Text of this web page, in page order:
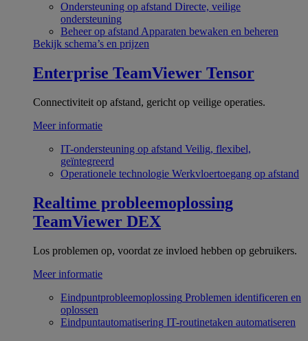
Ondersteuning op afstand Directe, veilige
ondersteuning
Beheer op afstand Apparaten bewaken en beheren
Bekijk schema’s en prijzen
Enterprise TeamViewer Tensor
Connectiviteit op afstand, gericht op veilige operaties.
Meer informatie
IT-ondersteuning op afstand Veilig, flexibel,
geïntegreerd
Operationele technologie Werkvloertoegang op afstand
Realtime probleemoplossing
TeamViewer DEX
Los problemen op, voordat ze invloed hebben op gebruikers.
Meer informatie
Eindpuntprobleemoplossing Problemen identificeren en
oplossen
Eindpuntautomatisering IT-routinetaken automatiseren